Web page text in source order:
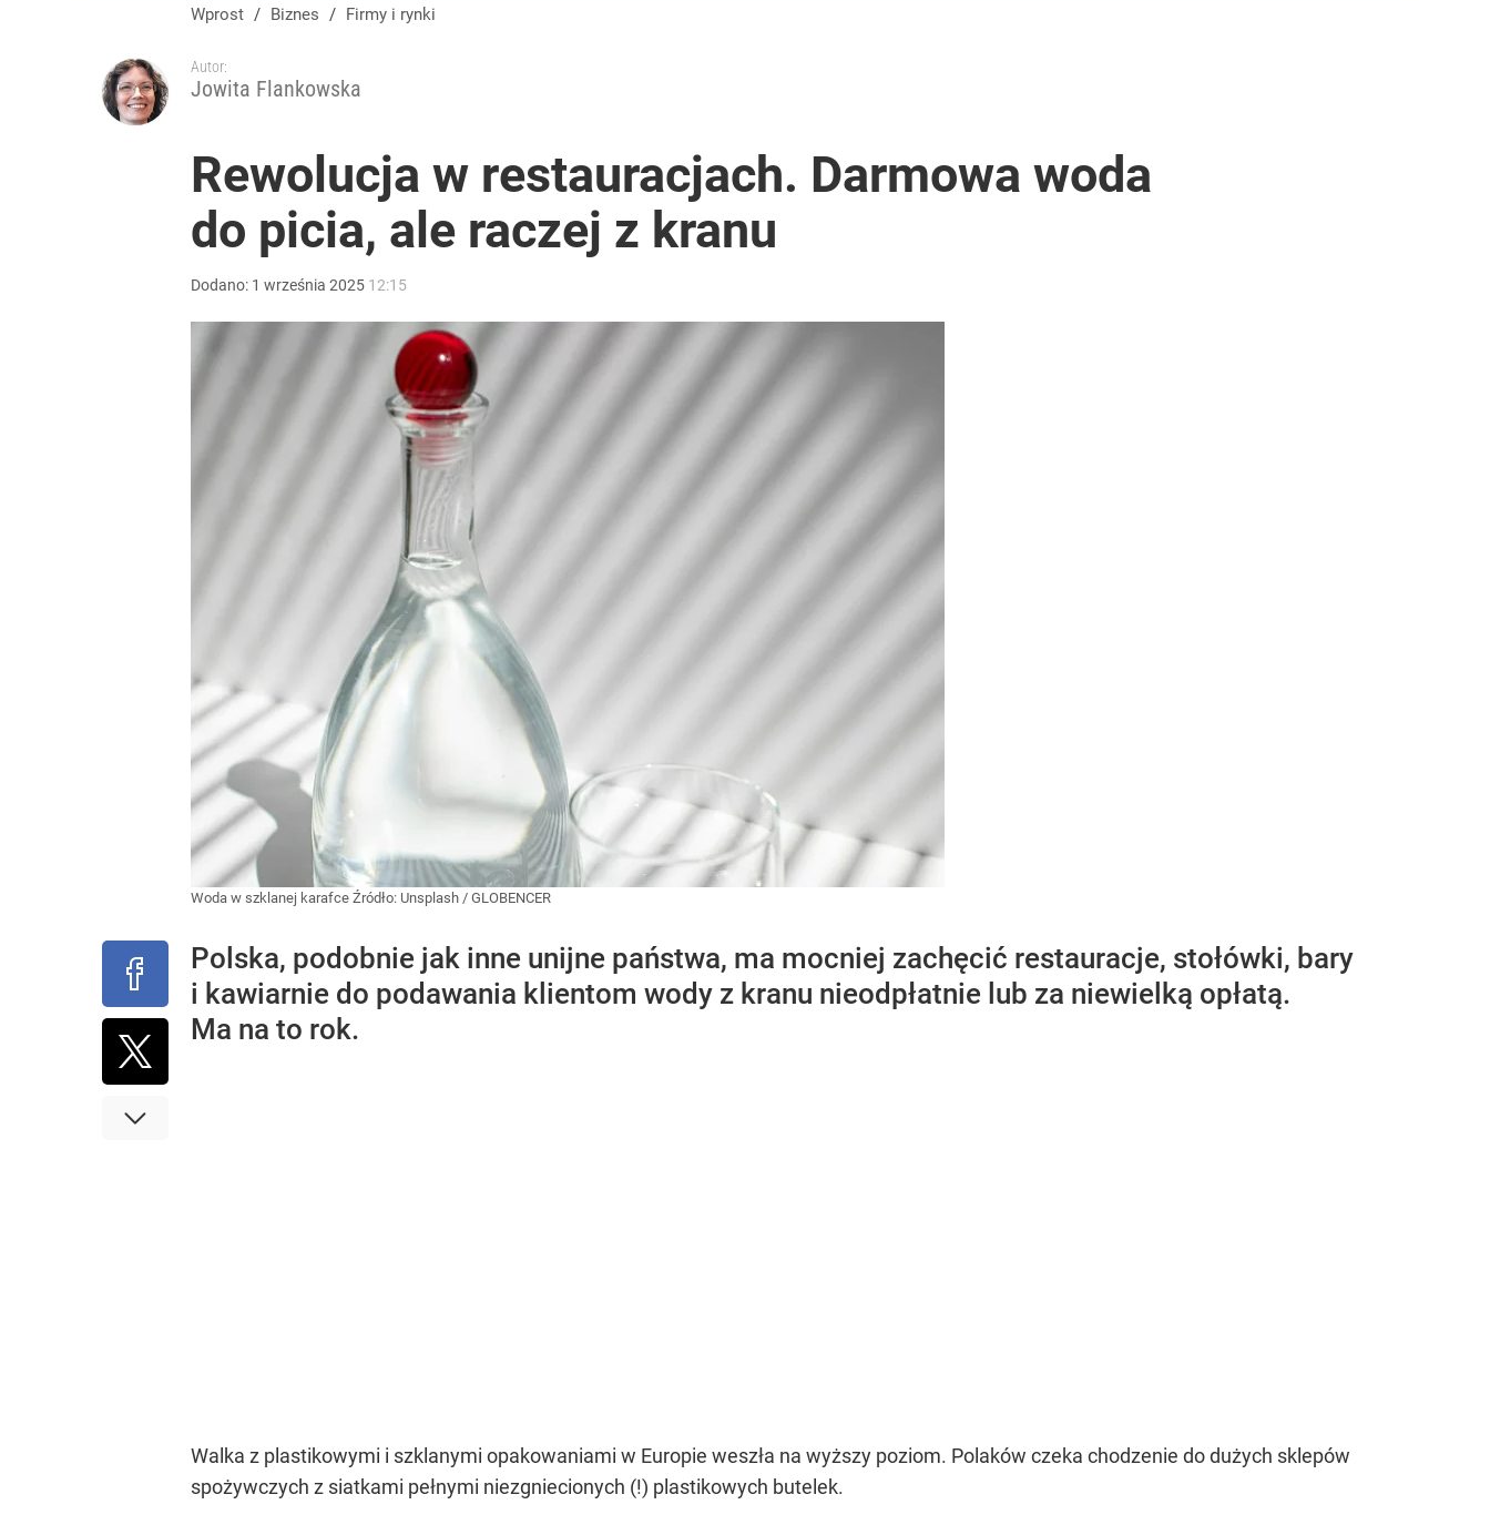
Wprost / Biznes / Firmy i rynki
Autor:
Jowita Flankowska
Rewolucja w restauracjach. Darmowa woda
do picia, ale raczej z kranu
Dodano: 1 września 2025 12:15
Woda w szklanej karafce Źródło: Unsplash / GLOBENCER
Polska, podobnie jak inne unijne państwa, ma mocniej zachęcić restauracje, stołówki, bary
i kawiarnie do podawania klientom wody z kranu nieodpłatnie lub za niewielką opłatą.
Ma na to rok.
Walka z plastikowymi i szklanymi opakowaniami w Europie weszła na wyższy poziom. Polaków czeka chodzenie do dużych sklepów
spożywczych z siatkami pełnymi niezgniecionych (!) plastikowych butelek.